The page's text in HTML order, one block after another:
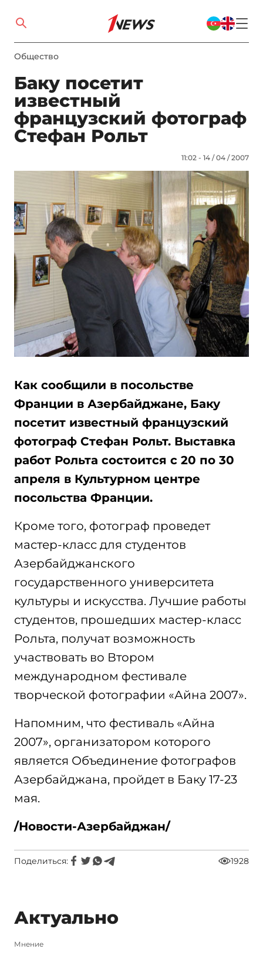
Общество
Баку посетит
известный
французский фотограф
Стефан Рольт
11:02 - 14 / 04 / 2007
Как сообщили в посольстве
Франции в Азербайджане, Баку
посетит известный французский
фотограф Стефан Рольт. Выставка
работ Рольта состоится с 20 по 30
апреля в Культурном центре
посольства Франции.
Кроме того, фотограф проведет
мастер-класс для студентов
Азербайджанского
государственного университета
культуры и искусства. Лучшие работы
студентов, прошедших мастер-класс
Рольта, получат возможность
участвовать во Втором
международном фестивале
творческой фотографии «Айна 2007».
Напомним, что фестиваль «Айна
2007», организатором которого
является Объединение фотографов
Азербайджана, пройдет в Баку 17-23
мая.
/Новости-Азербайджан/
Поделиться: 1928
Актуально
Мнение